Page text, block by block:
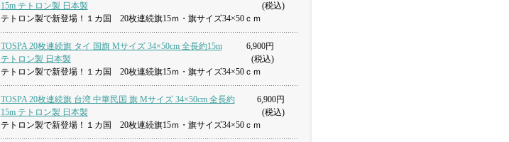
15m テトロン製 日本製
(税込)
テトロン製で新登場！１カ国 20枚連続旗15ｍ・旗サイズ34×50ｃｍ
TOSPA 20枚連続旗 タイ 国旗 Mサイズ 34×50cm 全長約15m
テトロン製 日本製
6,900円
(税込)
テトロン製で新登場！１カ国 20枚連続旗15ｍ・旗サイズ34×50ｃｍ
TOSPA 20枚連続旗 台湾 中華民国 旗 Mサイズ 34×50cm 全長約
15m テトロン製 日本製
6,900円
(税込)
テトロン製で新登場！１カ国 20枚連続旗15ｍ・旗サイズ34×50ｃｍ